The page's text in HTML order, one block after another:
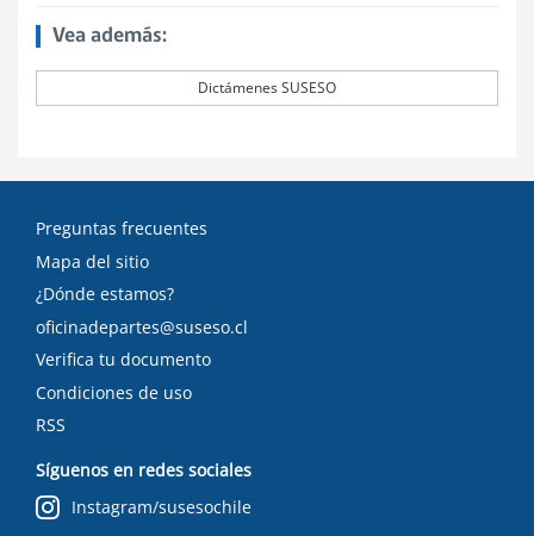
Vea además:
Dictámenes SUSESO
Preguntas frecuentes
Mapa del sitio
¿Dónde estamos?
oficinadepartes@suseso.cl
Verifica tu documento
Condiciones de uso
RSS
Síguenos en redes sociales
Instagram/susesochile